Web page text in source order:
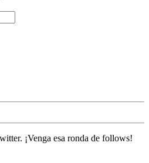
¡Venga esa ronda de follows!